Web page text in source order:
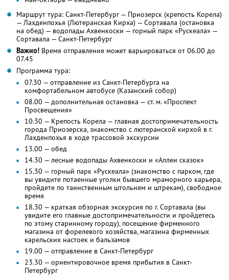
Маршрут тура: Санкт-Петербург — Приозерск (крепость Корела)
— Лахденпохья (Лютеранская Кирха) — Сортавала (остановка
на обед) — водопады Ахвенкоски — горный парк «Рускеала» —
Сортавала — Санкт-Петербург
Важно! Время отправления может варьироваться от 06.00 до
07.45
Программа тура:
07.30 — отправление из Санкт-Петербурга на
комфортабельном автобусе (Казанский собор)
08.00 — дополнительная остановка — ст. м. «Проспект
Просвещения»
10.30 — Крепость Корела — главная достопримечательность
города Приозерска, знакомство с лютеранской кирхой в г.
Лахденпохья в ходе трассовой экскурсии
13.00 — обед
14.30 — лесные водопады Ахвенкоски и «Аллеи сказок»
15.30 — горный парк «Рускеала» (знакомство с парком, где
вы увидите потаенные уголки бывшего мраморного карьера,
пройдете по таинственным штольням и штрекам), свободное
время
18.30 — краткая обзорная экскурсия по г. Сортавала (вы
увидите его главные достопримечательности и пройдетесь
по этому старинному городу), посещение фирменного
магазина от форелевого хозяйства, магазина фирменных
карельских настоек и бальзамов
19.00 — отправление в Санкт-Петербург
23.30 — ориентировочное время прибытия в Санкт-
Петербург